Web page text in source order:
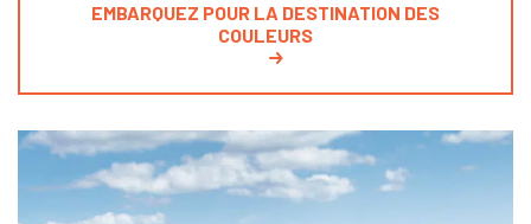
EMBARQUEZ POUR LA DESTINATION DES
COULEURS